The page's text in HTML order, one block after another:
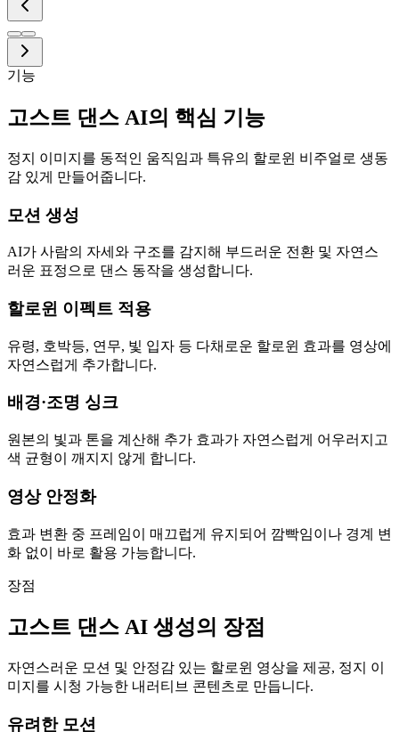
기능
고스트 댄스 AI의 핵심 기능
정지 이미지를 동적인 움직임과 특유의 할로윈 비주얼로 생동
감 있게 만들어줍니다.
모션 생성
AI가 사람의 자세와 구조를 감지해 부드러운 전환 및 자연스
러운 표정으로 댄스 동작을 생성합니다.
할로윈 이펙트 적용
유령, 호박등, 연무, 빛 입자 등 다채로운 할로윈 효과를 영상에
자연스럽게 추가합니다.
배경·조명 싱크
원본의 빛과 톤을 계산해 추가 효과가 자연스럽게 어우러지고
색 균형이 깨지지 않게 합니다.
영상 안정화
효과 변환 중 프레임이 매끄럽게 유지되어 깜빡임이나 경계 변
화 없이 바로 활용 가능합니다.
장점
고스트 댄스 AI 생성의 장점
자연스러운 모션 및 안정감 있는 할로윈 영상을 제공, 정지 이
미지를 시청 가능한 내러티브 콘텐츠로 만듭니다.
유려한 모션